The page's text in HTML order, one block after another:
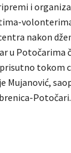
i
nakon
u Potočarima
tokom
Mujanović,
Potočari.